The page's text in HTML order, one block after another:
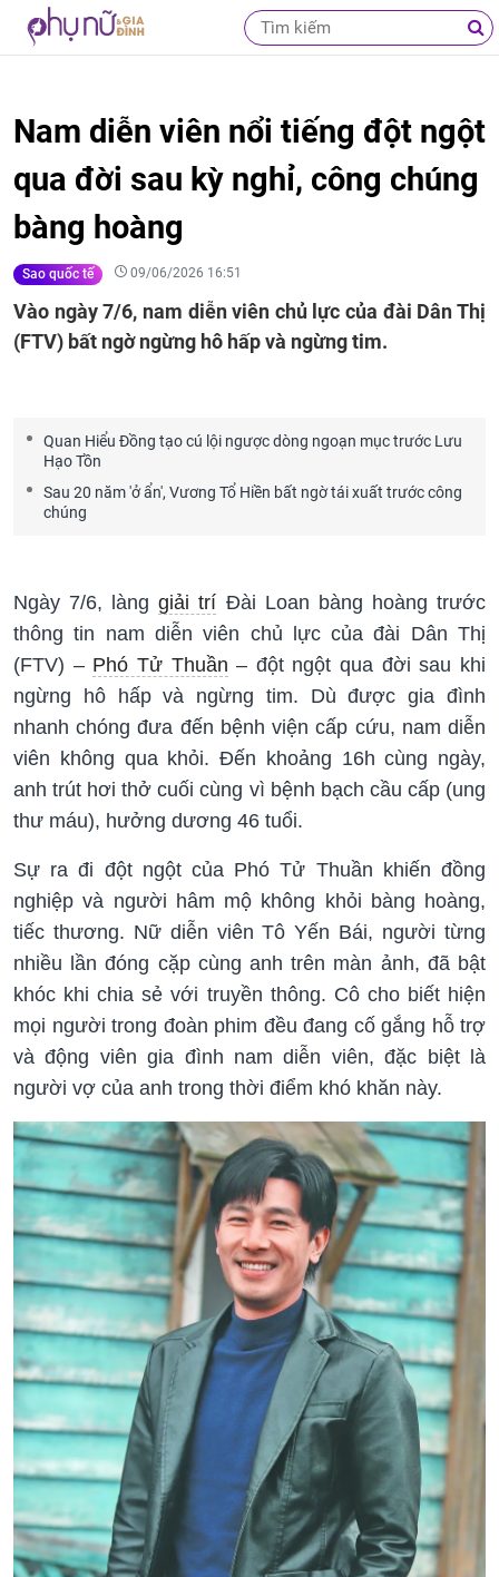
Nam diễn viên nổi tiếng đột ngột
qua đời sau kỳ nghỉ, công chúng
bàng hoàng
Sao quốc tế 09/06/2026 16:51
Vào ngày 7/6, nam diễn viên chủ lực của đài Dân Thị
(FTV) bất ngờ ngừng hô hấp và ngừng tim.
Quan Hiểu Đồng tạo cú lội ngược dòng ngoạn mục trước Lưu
Hạo Tồn
Sau 20 năm 'ở ẩn', Vương Tổ Hiền bất ngờ tái xuất trước công
chúng
Ngày 7/6, lànggiải trí Đài Loan bàng hoàng trước
thông tin nam diễn viên chủ lực của đài Dân Thị
(FTV) – Phó Tử Thuần – đột ngột qua đời sau khi
ngừng hô hấp và ngừng tim. Dù được gia đình
nhanh chóng đưa đến bệnh viện cấp cứu, nam diễn
viên không qua khỏi. Đến khoảng 16h cùng ngày,
anh trút hơi thở cuối cùng vì bệnh bạch cầu cấp (ung
thư máu), hưởng dương 46 tuổi.
Sự ra đi đột ngột của Phó Tử Thuần khiến đồng
nghiệp và người hâm mộ không khỏi bàng hoàng,
tiếc thương. Nữ diễn viên Tô Yến Bái, người từng
nhiều lần đóng cặp cùng anh trên màn ảnh, đã bật
khóc khi chia sẻ với truyền thông. Cô cho biết hiện
mọi người trong đoàn phim đều đang cố gắng hỗ trợ
và động viên gia đình nam diễn viên, đặc biệt là
người vợ của anh trong thời điểm khó khăn này.